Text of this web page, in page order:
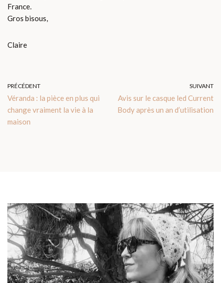
France.
Gros bisous,
Claire
PRÉCÉDENT
Véranda : la pièce en plus qui
change vraiment la vie à la
maison
SUIVANT
Avis sur le casque led Current
Body après un an d’utilisation